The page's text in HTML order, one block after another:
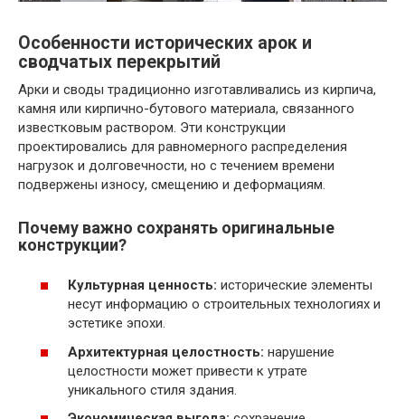
Особенности исторических арок и
сводчатых перекрытий
Арки и своды традиционно изготавливались из кирпича,
камня или кирпично-бутового материала, связанного
известковым раствором. Эти конструкции
проектировались для равномерного распределения
нагрузок и долговечности, но с течением времени
подвержены износу, смещению и деформациям.
Почему важно сохранять оригинальные
конструкции?
Культурная ценность: исторические элементы
несут информацию о строительных технологиях и
эстетике эпохи.
Архитектурная целостность: нарушение
целостности может привести к утрате
уникального стиля здания.